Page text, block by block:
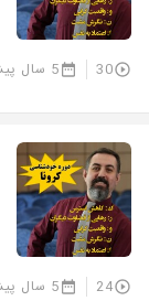
30 5 سال پیش
24 5 سال پیش